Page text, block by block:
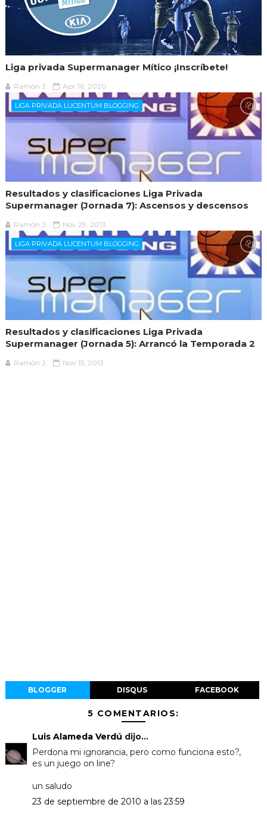
Liga privada Supermanager Mítico ¡Inscríbete!
Ramón J. Apr 16, 2020
LIGA PRIVADA LUCENTUM BLOGGING
Resultados y clasificaciones Liga Privada
Supermanager (Jornada 7): Ascensos y descensos
Ramón J. Nov 29, 2013
LIGA PRIVADA LUCENTUM BLOGGING
Resultados y clasificaciones Liga Privada
Supermanager (Jornada 5): Arrancó la Temporada 2
Ramón J. Nov 15, 2013
BLOGGER DISQUS FACEBOOK
5 COMENTARIOS:
Luis Alameda Verdú dijo...
Perdona mi ignorancia, pero como funciona esto?,
es un juego on line?
un saludo
23 de septiembre de 2010 a las 23:59